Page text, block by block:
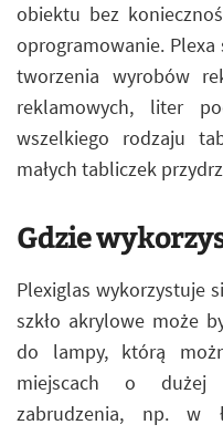
obiektu bez
oprogramowanie. Plexa
tworzenia wyrobów
reklamowych, liter
wszelkiego rodzaju
małych tabliczek
Gdzie
Plexiglas wykorzystuje
szkło akrylowe może
do lampy, którą
miejscach o dużej
zabrudzenia, np. w